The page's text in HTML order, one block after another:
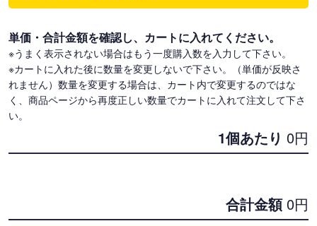
単価・合計金額を確認し、カートに入れてください。
※うまく表示されない場合はもう一度購入数を入力して下さい。
※カートに入れた後に数量を変更しないで下さい。（単価が反映さ
れません）数量を変更する場合は、カート内で変更するのではな
く、商品ページから再度正しい数量でカートに入れて注文して下さ
い。
1個あたり 0円
合計金額 0円